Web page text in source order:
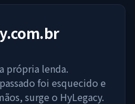
própria lenda.
foi esquecido e
surge o HyLegacy.